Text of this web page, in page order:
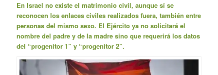
En Israel no existe el matrimonio civil, aunque sí se
reconocen los enlaces civiles realizados fuera, también entre
personas del mismo sexo. El Ejército ya no solicitará el
nombre del padre y de la madre sino que requerirá los datos
del “progenitor 1” y “progenitor 2”.